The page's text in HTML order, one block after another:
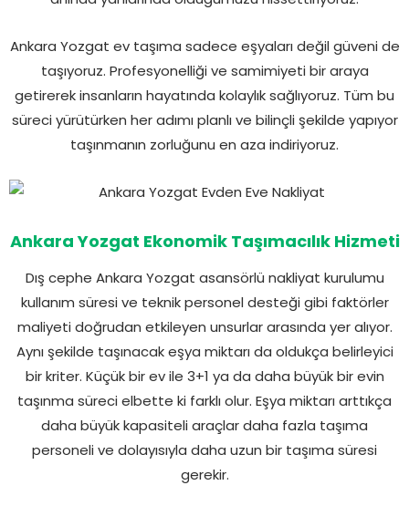
Ankara Yozgat ev taşıma sadece eşyaları değil güveni de
taşıyoruz. Profesyonelliği ve samimiyeti bir araya
getirerek insanların hayatında kolaylık sağlıyoruz. Tüm bu
süreci yürütürken her adımı planlı ve bilinçli şekilde yapıyor
taşınmanın zorluğunu en aza indiriyoruz.
Ankara Yozgat Ekonomik Taşımacılık Hizmeti
Dış cephe Ankara Yozgat asansörlü nakliyat kurulumu
kullanım süresi ve teknik personel desteği gibi faktörler
maliyeti doğrudan etkileyen unsurlar arasında yer alıyor.
Aynı şekilde taşınacak eşya miktarı da oldukça belirleyici
bir kriter. Küçük bir ev ile 3+1 ya da daha büyük bir evin
taşınma süreci elbette ki farklı olur. Eşya miktarı arttıkça
daha büyük kapasiteli araçlar daha fazla taşıma
personeli ve dolayısıyla daha uzun bir taşıma süresi
gerekir.